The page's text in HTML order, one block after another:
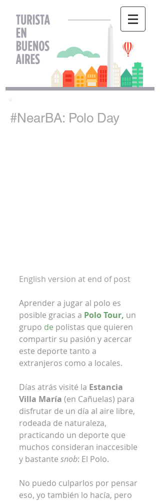
#NearBA: Polo Day
English version at end of post
Aprender a jugar al polo es
posible gracias a Polo Tour, un
grupo de polistas que quieren
compartir su pasión y acercar
este deporte tanto a
extranjeros como a locales.
Días atrás visité la Estancia
Villa María (en Cañuelas) para
disfrutar de un día al aire libre,
rodeada de naturaleza,
practicando un deporte que
muchos consideran inaccesible
y bastante snob: El Polo.
No puedo culparlos por pensar
eso, yo también lo hacía, pero